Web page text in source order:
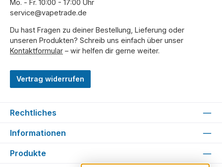
Mo. - Fr. 10:00 - 17:00 Uhr
service@vapetrade.de
Du hast Fragen zu deiner Bestellung, Lieferung oder
unseren Produkten? Schreib uns einfach über unser
Kontaktformular – wir helfen dir gerne weiter.
Vertrag widerrufen
Rechtliches
Informationen
Produkte